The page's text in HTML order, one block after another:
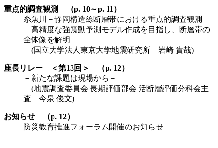
重点的調査観測 （p. 10～p. 11）
糸魚川－静岡構造線断層帯における重点的調査観測
高精度な強震動予測モデル作成を目指し、断層帯の
全体像を解明
(国立大学法人東京大学地震研究所 岩崎 貴哉)
座長リレー ＜第13回＞ （p. 12）
－新たな課題は現場から－
(地震調査委員会 長期評価部会 活断層評価分科会主
査 今泉 俊文)
お知らせ （p. 12）
防災教育推進フォーラム開催のお知らせ